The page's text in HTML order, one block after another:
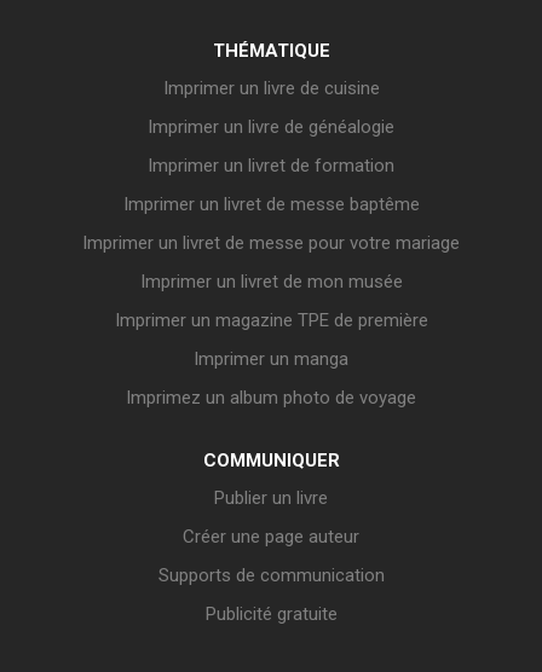
THÉMATIQUE
Imprimer un livre de cuisine
Imprimer un livre de généalogie
Imprimer un livret de formation
Imprimer un livret de messe baptême
Imprimer un livret de messe pour votre mariage
Imprimer un livret de mon musée
Imprimer un magazine TPE de première
Imprimer un manga
Imprimez un album photo de voyage
COMMUNIQUER
Publier un livre
Créer une page auteur
Supports de communication
Publicité gratuite